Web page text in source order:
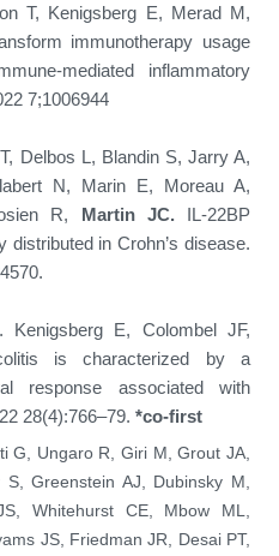
T, Kenigsberg E, Merad M,
immunotherapy usage
mediated inflammatory
7;1006944
Delbos L, Blandin S, Jarry A,
N, Marin E, Moreau A,
R,
Martin JC.
IL-22BP
distributed in Crohn’s disease.
Kenigsberg E, Colombel JF,
is characterized by a
response associated with
28(4):766–79. *co-first
G, Ungaro R, Giri M, Grout JA,
Greenstein AJ, Dubinsky M,
Whitehurst CE, Mbow ML,
JS, Friedman JR, Desai PT,